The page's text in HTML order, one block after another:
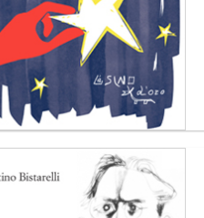
Aggiungi
alla lista